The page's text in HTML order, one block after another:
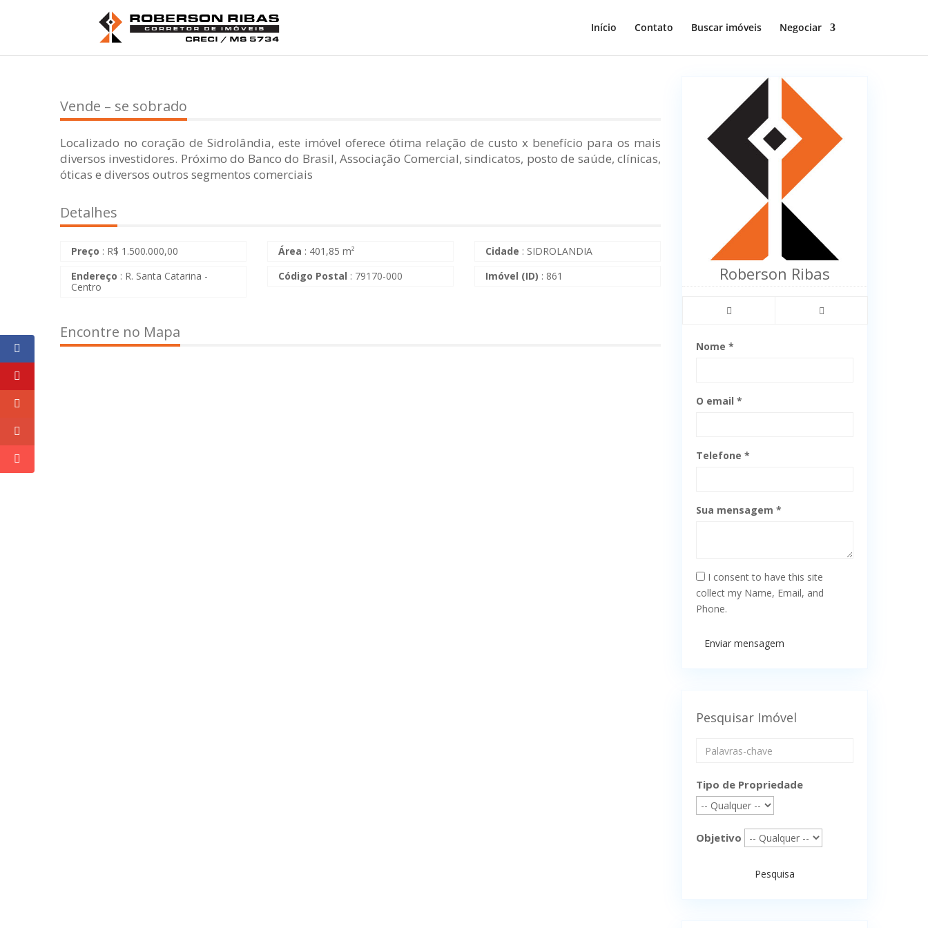
Início Contato Buscar imóveis Negociar
Vende – se sobrado
Localizado no coração de Sidrolândia, este imóvel oferece ótima relação de custo x benefício para os mais
diversos investidores. Próximo do Banco do Brasil, Associação Comercial, sindicatos, posto de saúde, clínicas,
óticas e diversos outros segmentos comerciais
Detalhes
Preço : R$ 1.500.000,00 Área : 401,85 m² Cidade : SIDROLANDIA
Endereço : R. Santa Catarina -
Centro
Código Postal : 79170-000 Imóvel (ID) : 861
Encontre no Mapa
Roberson Ribas
Nome *
O email *
Telefone *
Sua mensagem *
I consent to have this site
collect my Name, Email, and
Phone.
Enviar mensagem
Pesquisar Imóvel
Tipo de Propriedade
Objetivo
Pesquisa